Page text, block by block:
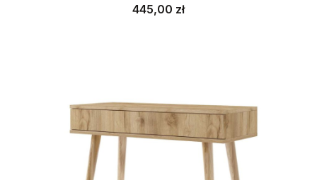
Cena
445,00 zł